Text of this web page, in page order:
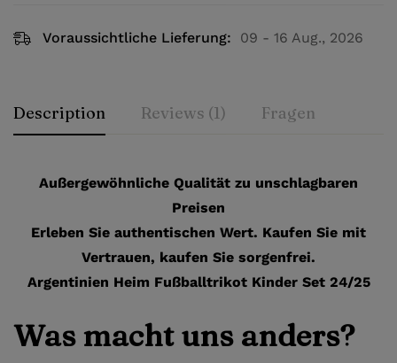
Voraussichtliche Lieferung: 09 - 16 Aug., 2026
Description Reviews (1) Fragen
Außergewöhnliche Qualität zu unschlagbaren
Preisen
Erleben Sie authentischen Wert. Kaufen Sie mit
Vertrauen, kaufen Sie sorgenfrei.
Argentinien Heim Fußballtrikot Kinder Set 24/25
Was macht uns anders?